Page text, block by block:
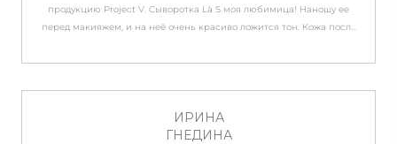
продукцию Project V. Сыворотка Là S моя любимица! Наношу ее
перед макияжем, и на неё очень красиво ложится тон. Кожа после
ощутимо увлажняет и разглаживает.
ИРИНА
ГНЕДИНА